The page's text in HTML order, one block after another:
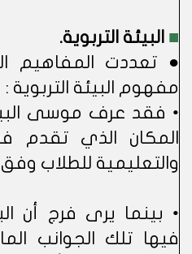
■ البيئة التربوية.
● تعددت المفاهيم
مفهوم البيئة التربوية :
• فقد عرف موسى
المكان الذي تقدم
والتعليمية للطلاب
• بينما يرى فرج أن
فيها تلك الجوانب